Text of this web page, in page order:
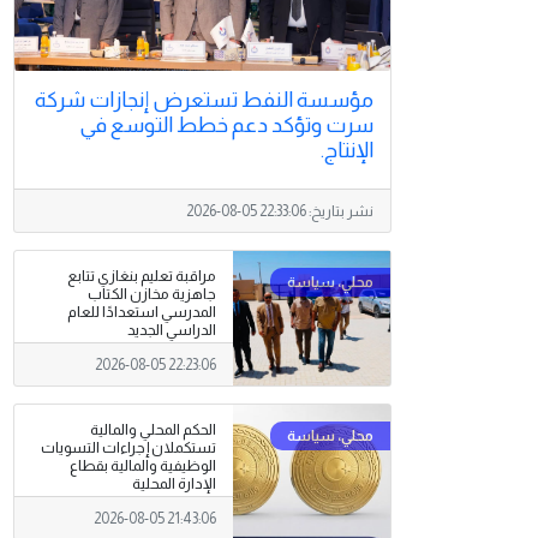
مؤسسة النفط تستعرض إنجازات شركة
سرت وتؤكد دعم خطط التوسع في
الإنتاج.
نشر بتاريخ:2026-08-05 22:33:06
مراقبة تعليم بنغازي تتابع
جاهزية مخازن الكتاب
المدرسي استعدادًا للعام
الدراسي الجديد
2026-08-05 22:23:06
الحكم المحلي والمالية
تستكملان إجراءات التسويات
الوظيفية والمالية بقطاع
الإدارة المحلية
2026-08-05 21:43:06